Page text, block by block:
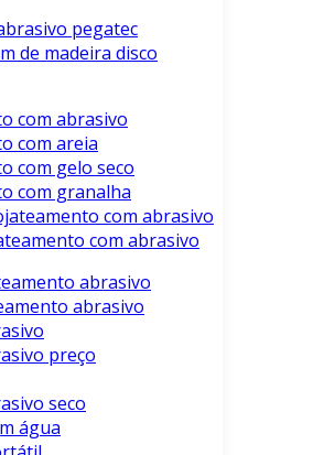
pegatec
de madeira disco
com abrasivo
com areia
com gelo seco
com granalha
com abrasivo
com abrasivo
abrasivo
abrasivo
preço
seco
água